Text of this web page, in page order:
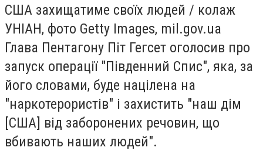
США захищатиме своїх людей / колаж
УНІАН, фото Getty Images, mil.gov.ua
Глава Пентагону Піт Гегсет оголосив про
запуск операції "Південний Спис", яка, за
його словами, буде націлена на
"наркотерористів" і захистить "наш дім
[США] від заборонених речовин, що
вбивають наших людей".